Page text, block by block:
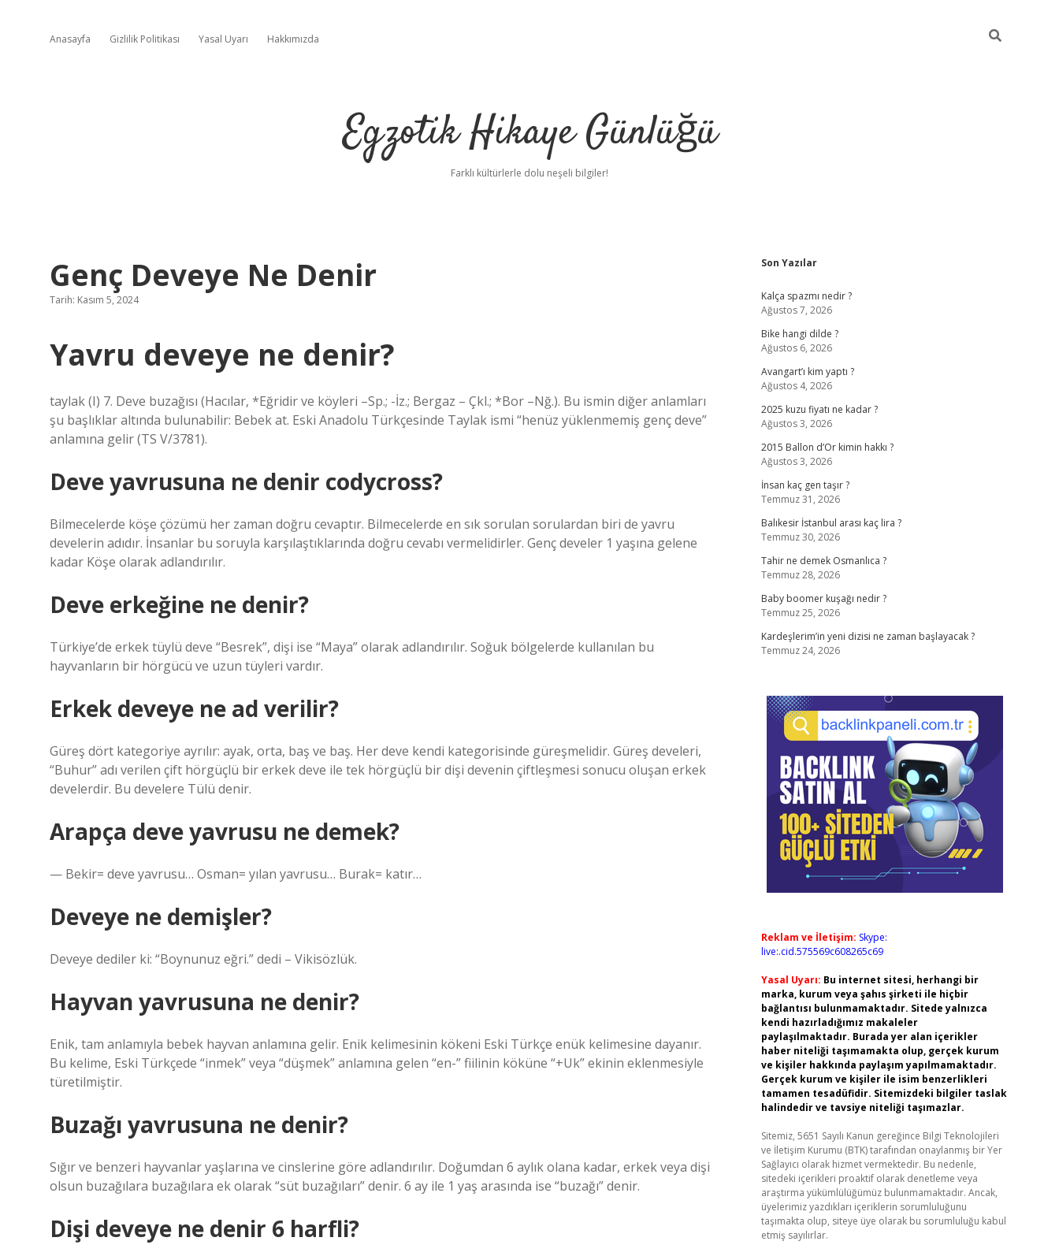
Anasayfa Gizlilik Politikası Yasal Uyarı Hakkımızda
Egzotik Hikaye Günlüğü
Farklı kültürlerle dolu neşeli bilgiler!
Genç Deveye Ne Denir
Tarih: Kasım 5, 2024
Yavru deveye ne denir?
taylak (I) 7. Deve buzağısı (Hacılar, *Eğridir ve köyleri –Sp.; -İz.; Bergaz – Çkl.; *Bor –Nğ.). Bu ismin diğer anlamları
şu başlıklar altında bulunabilir: Bebek at. Eski Anadolu Türkçesinde Taylak ismi “henüz yüklenmemiş genç deve”
anlamına gelir (TS V/3781).
Deve yavrusuna ne denir codycross?
Bilmecelerde köşe çözümü her zaman doğru cevaptır. Bilmecelerde en sık sorulan sorulardan biri de yavru
develerin adıdır. İnsanlar bu soruyla karşılaştıklarında doğru cevabı vermelidirler. Genç develer 1 yaşına gelene
kadar Köşe olarak adlandırılır.
Deve erkeğine ne denir?
Türkiye’de erkek tüylü deve “Besrek”, dişi ise “Maya” olarak adlandırılır. Soğuk bölgelerde kullanılan bu
hayvanların bir hörgücü ve uzun tüyleri vardır.
Erkek deveye ne ad verilir?
Güreş dört kategoriye ayrılır: ayak, orta, baş ve baş. Her deve kendi kategorisinde güreşmelidir. Güreş develeri,
“Buhur” adı verilen çift hörgüçlü bir erkek deve ile tek hörgüçlü bir dişi devenin çiftleşmesi sonucu oluşan erkek
develerdir. Bu develere Tülü denir.
Arapça deve yavrusu ne demek?
— Bekir= deve yavrusu… Osman= yılan yavrusu… Burak= katır…
Deveye ne demişler?
Deveye dediler ki: “Boynunuz eğri.” dedi – Vikisözlük.
Hayvan yavrusuna ne denir?
Enik, tam anlamıyla bebek hayvan anlamına gelir. Enik kelimesinin kökeni Eski Türkçe enük kelimesine dayanır.
Bu kelime, Eski Türkçede “inmek” veya “düşmek” anlamına gelen “en-” fiilinin köküne “+Uk” ekinin eklenmesiyle
türetilmiştir.
Buzağı yavrusuna ne denir?
Sığır ve benzeri hayvanlar yaşlarına ve cinslerine göre adlandırılır. Doğumdan 6 aylık olana kadar, erkek veya dişi
olsun buzağılara buzağılara ek olarak “süt buzağıları” denir. 6 ay ile 1 yaş arasında ise “buzağı” denir.
Dişi deveye ne denir 6 harfli?
Sidebar
Son Yazılar
Kalça spazmı nedir ?
Ağustos 7, 2026
Bike hangi dilde ?
Ağustos 6, 2026
Avangart’ı kim yaptı ?
Ağustos 4, 2026
2025 kuzu fiyatı ne kadar ?
Ağustos 3, 2026
2015 Ballon d’Or kimin hakkı ?
Ağustos 3, 2026
İnsan kaç gen taşır ?
Temmuz 31, 2026
Balıkesir İstanbul arası kaç lira ?
Temmuz 30, 2026
Tahir ne demek Osmanlıca ?
Temmuz 28, 2026
Baby boomer kuşağı nedir ?
Temmuz 25, 2026
Kardeşlerim’in yeni dizisi ne zaman başlayacak ?
Temmuz 24, 2026
Reklam ve İletişim: Skype:
live:.cid.575569c608265c69
Yasal Uyarı: Bu internet sitesi, herhangi bir
marka, kurum veya şahıs şirketi ile hiçbir
bağlantısı bulunmamaktadır. Sitede yalnızca
kendi hazırladığımız makaleler
paylaşılmaktadır. Burada yer alan içerikler
haber niteliği taşımamakta olup, gerçek kurum
ve kişiler hakkında paylaşım yapılmamaktadır.
Gerçek kurum ve kişiler ile isim benzerlikleri
tamamen tesadüfidir. Sitemizdeki bilgiler taslak
halindedir ve tavsiye niteliği taşımazlar.
Sitemiz, 5651 Sayılı Kanun gereğince Bilgi Teknolojileri
ve İletişim Kurumu (BTK) tarafından onaylanmış bir Yer
Sağlayıcı olarak hizmet vermektedir. Bu nedenle,
sitedeki içerikleri proaktif olarak denetleme veya
araştırma yükümlülüğümüz bulunmamaktadır. Ancak,
üyelerimiz yazdıkları içeriklerin sorumluluğunu
taşımakta olup, siteye üye olarak bu sorumluluğu kabul
etmiş sayılırlar.